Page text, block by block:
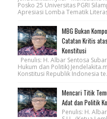
Posko 25 Universitas PGRI
Apresiasi Lomba Tematik
MBG Bukan
Catatan Kritis
Konstitusi
Penulis: H. Albar Sentosa
Hukum dan Politik)
Konstitusi Republik Indonesia
Mencari Titik
Adat dan Politik
Penulis: H.